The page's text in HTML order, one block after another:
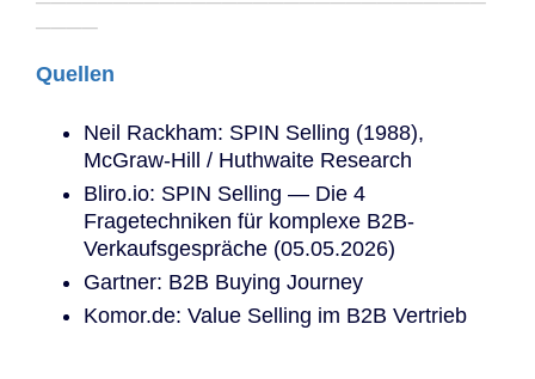
────
Quellen
Neil Rackham: SPIN Selling (1988),
McGraw-Hill / Huthwaite Research
Bliro.io: SPIN Selling — Die 4
Fragetechniken für komplexe B2B-
Verkaufsgespräche (05.05.2026)
Gartner: B2B Buying Journey
Komor.de: Value Selling im B2B Vertrieb